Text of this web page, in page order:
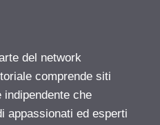
del network
comprende siti
che
appassionati ed esperti